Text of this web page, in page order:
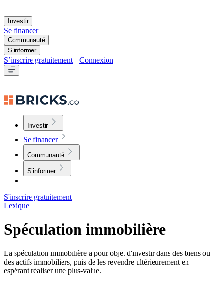
Investir
Se financer
Communauté
S’informer
S’inscrire gratuitement Connexion
Investir
Se financer
Communauté
S’informer
S'inscrire gratuitement
Lexique
Spéculation immobilière
La spéculation immobilière a pour objet d'investir dans des biens ou
des actifs immobiliers, puis de les revendre ultérieurement en
espérant réaliser une plus-value.